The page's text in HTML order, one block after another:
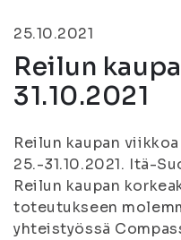
25.10.2021
Reilun
31.10.2021
Reilun kaupan
25.-31.10.2021. Itä-
Reilun kaupan
toteutukseen
yhteistyössä